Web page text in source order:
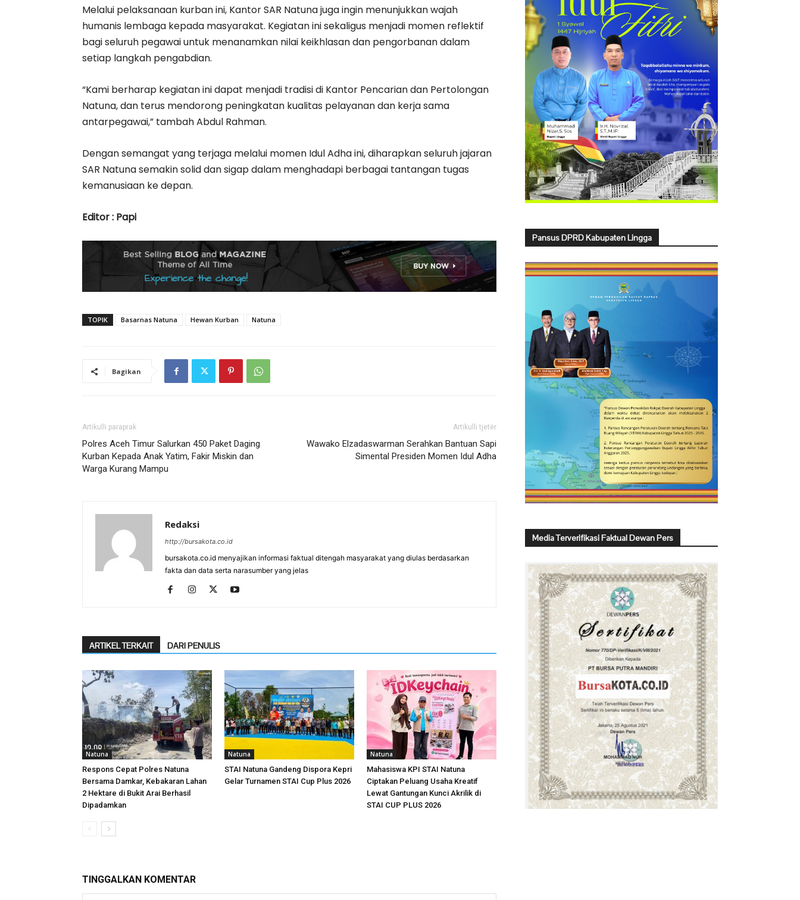
Melalui pelaksanaan kurban ini, Kantor SAR Natuna juga ingin menunjukkan wajah
humanis lembaga kepada masyarakat. Kegiatan ini sekaligus menjadi momen reflektif
bagi seluruh pegawai untuk menanamkan nilai keikhlasan dan pengorbanan dalam
setiap langkah pengabdian.
“Kami berharap kegiatan ini dapat menjadi tradisi di Kantor Pencarian dan Pertolongan
Natuna, dan terus mendorong peningkatan kualitas pelayanan dan kerja sama
antarpegawai,” tambah Abdul Rahman.
Dengan semangat yang terjaga melalui momen Idul Adha ini, diharapkan seluruh jajaran
SAR Natuna semakin solid dan sigap dalam menghadapi berbagai tantangan tugas
kemanusiaan ke depan.
Editor : Papi
TOPIK Basarnas Natuna Hewan Kurban Natuna
Bagikan
Artikulli paraprak
Polres Aceh Timur Salurkan 450 Paket Daging
Kurban Kepada Anak Yatim, Fakir Miskin dan
Warga Kurang Mampu
Artikulli tjetër
Wawako Elzadaswarman Serahkan Bantuan Sapi
Simental Presiden Momen Idul Adha
Redaksi
http://bursakota.co.id
bursakota.co.id menyajikan informasi faktual ditengah masyarakat yang diulas berdasarkan
fakta dan data serta narasumber yang jelas
ARTIKEL TERKAIT DARI PENULIS
Natuna
Respons Cepat Polres Natuna
Bersama Damkar, Kebakaran Lahan
2 Hektare di Bukit Arai Berhasil
Dipadamkan
Natuna
STAI Natuna Gandeng Dispora Kepri
Gelar Turnamen STAI Cup Plus 2026
Natuna
Mahasiswa KPI STAI Natuna
Ciptakan Peluang Usaha Kreatif
Lewat Gantungan Kunci Akrilik di
STAI CUP PLUS 2026
TINGGALKAN KOMENTAR
Pansus DPRD Kabupaten Lingga
Media Terverifikasi Faktual Dewan Pers